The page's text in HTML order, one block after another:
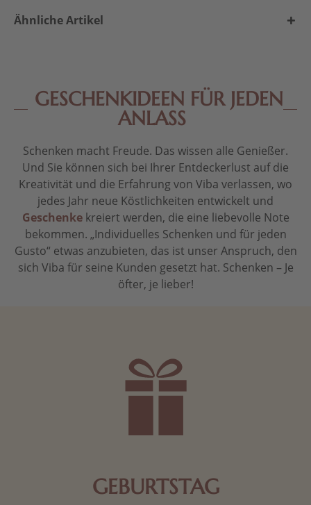
Ähnliche Artikel
GESCHENKIDEEN FÜR JEDEN
ANLASS
Schenken macht Freude. Das wissen alle Genießer.
Und Sie können sich bei Ihrer Entdeckerlust auf die
Kreativität und die Erfahrung von Viba verlassen, wo
jedes Jahr neue Köstlichkeiten entwickelt und
Geschenkekreiert werden, die eine liebevolle Note
bekommen. „Individuelles Schenken und für jeden
Gusto“ etwas anzubieten, das ist unser Anspruch, den
sich Viba für seine Kunden gesetzt hat. Schenken – Je
öfter, je lieber!
GEBURTSTAG